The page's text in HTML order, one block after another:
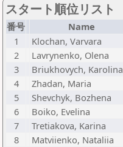
スタート順位リスト
番号 Name
1
Klochan, Varvara
2
Lavrynenko, Olena
3
Briukhovych, Karolina
4
Zhadan, Maria
5
Shevchyk, Bozhena
6
Boiko, Evelina
7
Tretiakova, Karina
8
Matviienko, Nataliia